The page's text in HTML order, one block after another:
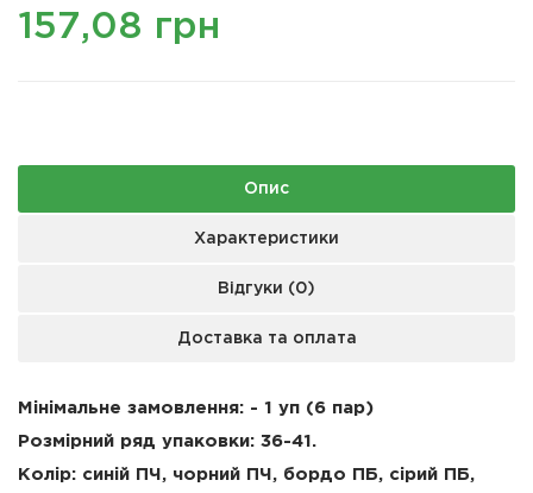
157,08 грн
Опис
Характеристики
Відгуки (0)
Доставка та оплата
Мінімальне замовлення: - 1 уп (6 пар)
Розмірний ряд упаковки: 36-41.
Колір: синій ПЧ, чорний ПЧ, бордо ПБ, сірий ПБ,